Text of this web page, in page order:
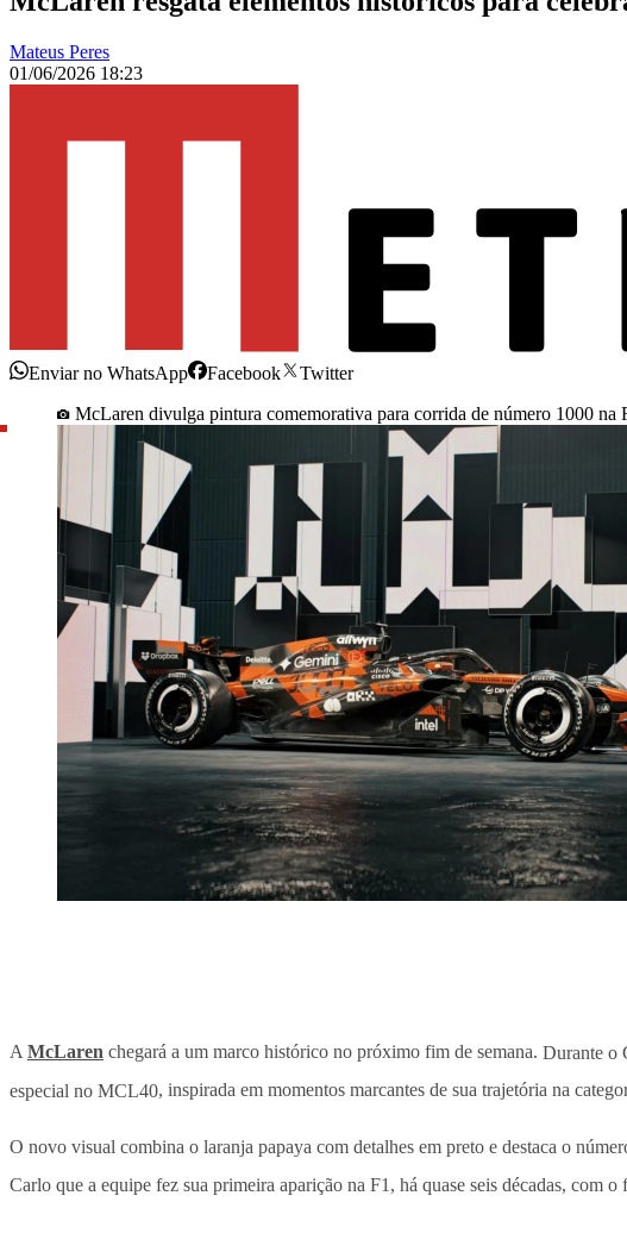
Mateus Peres
01/06/2026 18:23
Enviar no WhatsApp Facebook
Twitter
McLaren divulga pintura comemorativa para corrida de número 1000 na
A McLaren chegará a um marco histórico no próximo fim de semana. Durante o
especial no MCL40, inspirada em momentos marcantes de sua trajetória na
O novo visual combina o laranja papaya com detalhes em preto e destaca o
Carlo que a equipe fez sua primeira aparição na F1, há quase seis décadas, com